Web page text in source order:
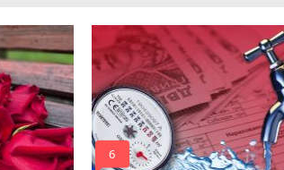
mode_comment
6